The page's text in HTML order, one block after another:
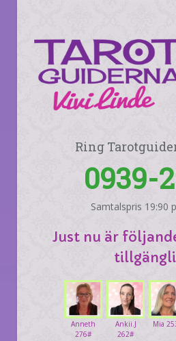
Ring
0939-
Samtalspris 19:90
Just nu är
Mia
Ankii.J
262#
Anneth
276#